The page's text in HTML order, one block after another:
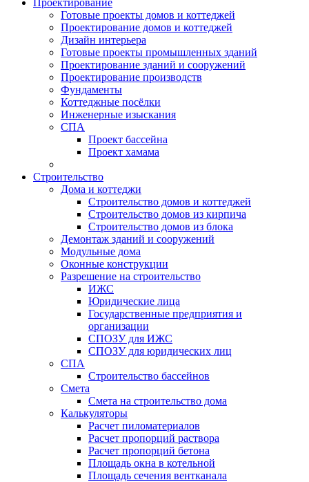
Проектирование
Готовые проекты домов и коттеджей
Проектирование домов и коттеджей
Дизайн интерьера
Готовые проекты промышленных зданий
Проектирование зданий и сооружений
Проектирование производств
Фундаменты
Коттеджные посёлки
Инженерные изыскания
СПА
Проект бассейна
Проект хамама
Строительство
Дома и коттеджи
Строительство домов и коттеджей
Строительство домов из кирпича
Строительство домов из блока
Демонтаж зданий и сооружений
Модульные дома
Оконные конструкции
Разрешение на строительство
ИЖС
Юридические лица
Государственные предприятия и
организации
СПОЗУ для ИЖС
СПОЗУ для юридических лиц
СПА
Строительство бассейнов
Смета
Смета на строительство дома
Калькуляторы
Расчет пиломатериалов
Расчет пропорций раствора
Расчет пропорций бетона
Площадь окна в котельной
Площадь сечения вентканала